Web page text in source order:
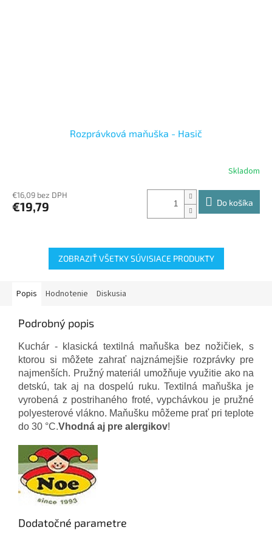
Rozprávková maňuška - Hasič
Skladom
€16,09 bez DPH
€19,79 Do košíka
ZOBRAZIŤ VŠETKY SÚVISIACE PRODUKTY
Popis Hodnotenie Diskusia
Podrobný popis
Kuchár - klasická textilná maňuška bez nožičiek, s
ktorou si môžete zahrať najznámejšie rozprávky pre
najmenších. Pružný materiál umožňuje využitie ako na
detskú, tak aj na dospelú ruku. Textilná maňuška je
vyrobená z postrihaného froté, vypchávkou je pružné
polyesterové vlákno. Maňušku môžeme prať pri teplote
do 30 °C.Vhodná aj pre alergikov!
Dodatočné parametre